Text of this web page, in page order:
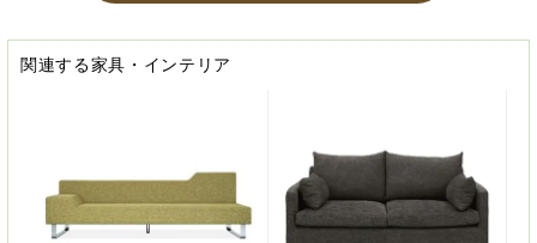
関連する家具・インテリア